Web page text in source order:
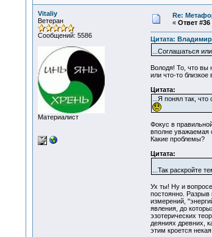
Vitaliy
Ветеран
Сообщений: 5586
Материалист
Re:
« Ответ #36
Цитата:
...Соглашаться
Володя! То, что вы
или что-то близкое
Цитата:
...Я понял так,
Фокус в
вполне уважаемая
Какие проблемы?
Цитата:
...Так раскройте
Ух ты! Ну и
постоянно.
измерений,
явления, до
эзотерических
деяниях древних,
этим кроется